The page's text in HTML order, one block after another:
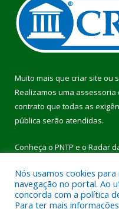
Muito mais que criar site ou
Realizamos uma assessoria
contrato que todas as
pública serão atendidas.
Conheça o PNTP e o Radar
Nós usamos cookies
navegação no portal. Ao
concorda com a política
Para ter mais